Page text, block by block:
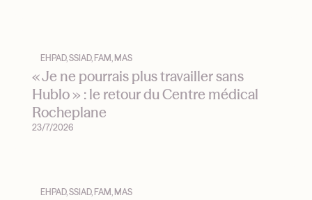
EHPAD, SSIAD, FAM, MAS
« Je ne pourrais plus travailler sans
Hublo » : le retour du Centre médical
Rocheplane
23/7/2026
EHPAD, SSIAD, FAM, MAS